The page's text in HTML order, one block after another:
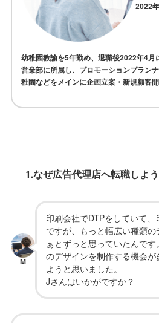
2022
幼稚園教諭を5年勤め、退職後2022年4月
営業部に所属し、プロモーションプラン
稚園などをメインに企画立案・新規顧客
1.なぜ広告代理店へ転職しよ
M
印刷会社でDTPをしていて
ですが、もっと幅広い種類
ぁとずっと思っていたんで
のデザインを制作する機会
ようと思いました。
Jさんはいかがですか？